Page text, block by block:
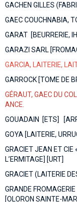
GACHEN GILLES
GAEC COUCHNABIA,
GARAT [BEURRERIE,
GARAZI SARL
GARCIA, LAITERIE,
GARROCK [TOME DE
GÉRAUT, GAEC DU
ANCE.
GOUADAIN [ETS]
GOYA [LAITERIE,
GRACIET JEAN ET CIE
L’ERMITAGE] [URT]
GRACIET (LAITERIE
GRANDE
[OLORON SAINTE-